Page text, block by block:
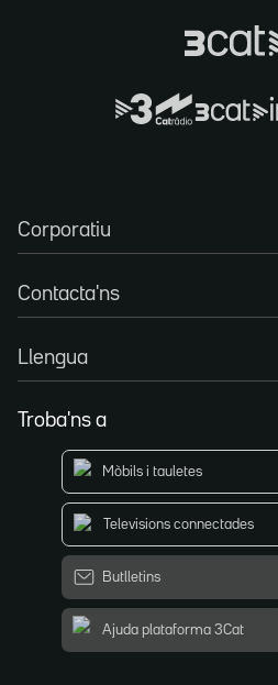
Corporatiu
Contacta'ns
Llengua
Troba'ns a
Mòbils i tauletes
Televisions connectades
Butlletins
Ajuda plataforma 3Cat